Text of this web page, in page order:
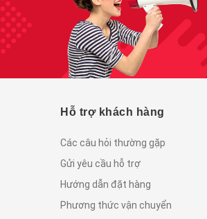
Hỗ trợ khách hàng
Các câu hỏi thường gặp
Gửi yêu cầu hỗ trợ
Hướng dẫn đặt hàng
Phương thức vận chuyển